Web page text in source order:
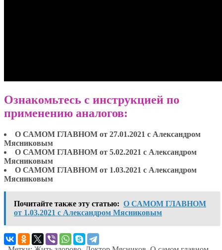
Ознакомьтесь с инструкцией по
применению аналогов:
О САМОМ ГЛАВНОМ от 27.01.2021 с Александром
Мясниковым
О САМОМ ГЛАВНОМ от 5.02.2021 с Александром
Мясниковым
О САМОМ ГЛАВНОМ от 1.03.2021 с Александром
Мясниковым
Почитайте также эту статью: О САМОМ ГЛАВНОМ
от 1.03.2021 с Александром Мясниковым